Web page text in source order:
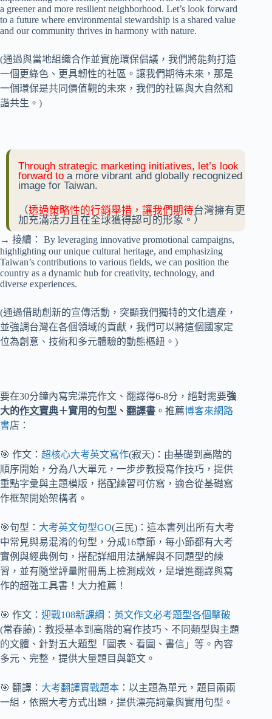
a greener and more resilient neighborhood. Let’s look forward
to a future where environmental stewardship is a shared value
and our community thrives in harmony with nature.
(通過與當地組織合作並實施環保倡議，我們將能夠打造
一個更綠色、更具韌性的社區。讓我們期待未來，那是
一個環保是共同價值觀的未來，我們的社區與大自然和
諧共生。)
Through strategic marketing initiatives, let’s look
forward to a more vibrant and globally recognized
image for Taiwan.
（透過策略性的行銷舉措，讓我們期待台灣擁有更
加充滿活力且在全球獲得認可的形象。）
→ 接續： By leveraging innovative promotional campaigns,
highlighting our unique cultural heritage, and emphasizing
Taiwan’s contributions to various fields, we can position the
country as a dynamic hub for creativity, technology, and
diverse experiences.
(通過借助創新的宣傳活動，突顯我們獨特的文化遺產，
並強調台灣在各個領域的貢獻，我們可以將這個國家定
位為創意、技術和多元體驗的動態樞紐。)
要在30分鐘內寫完漂亮作文、翻譯得6-8分，絕對需要強
大的作文寶典＋實用的句型 、 翻譯書 。推薦博客來網路
書店：
🎯 作文： 超核心大考英文寫作(寂天)：由基礎到高階的
順序開始，分為八大單元，一步步教授寫作技巧，提供
重點字彙與主題模版，搭配練習可仿寫，適合從基礎寫
作框架開始架構者。
🎯句型： 大考英文句型GO(三民)：這本書列出所有大考
中常見與易混淆的句型，分成16章節，每小節都有大考
實例與經典例句，搭配詳細用法講解與不同題型的練
習，並有隨堂評量附冊馬上檢測成效，是增進翻譯與寫
作的超強工具書！大力推薦！
🎯 作文： 迎戰108新課綱：英文作文必考題型各個擊破
(常春藤)：教授基本到高階的寫作技巧、不同類型與主題
的文體、針對五大題型「圖表、看圖、書信」等。內容
多元、完整，提供大量題目與範文。
🎯 翻譯： 大考翻譯實戰題本 ：以主題為單元，題目兩兩
一組，依照大考方式出題，提供漂亮詞彙與實用句型。